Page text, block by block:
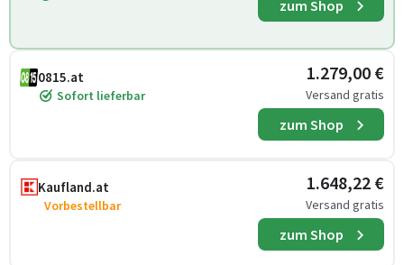
zum Shop
0815.at
Sofort lieferbar
1.279,00 €
Versand gratis
zum Shop
Kaufland.at
Vorbestellbar
1.648,22 €
Versand gratis
zum Shop